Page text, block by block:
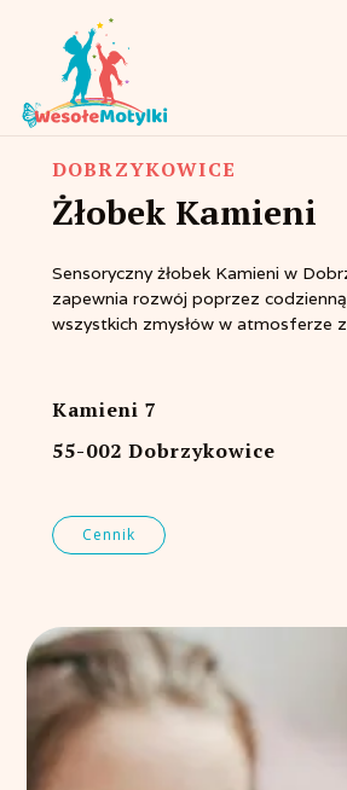
DOBRZYKOWICE
Żłobek Kamieni
Sensoryczny żłobek Kamieni w
zapewnia rozwój poprzez
wszystkich zmysłów w atmosferze
Kamieni 7
55-002 Dobrzykowice
Cennik